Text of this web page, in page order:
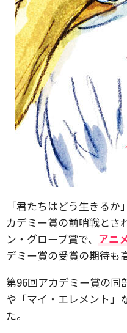
「君たちはどう生きる
カデミー賞の前哨戦とさ
ン・グローブ賞で、 アニ
デミー賞の受賞の期待も
第96回アカデミー賞の同
や「マイ・エレメント」
た。